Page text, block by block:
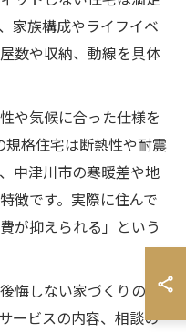
家族構成やライフイベ
数や収納、動線を具体
や気候に合った仕様を
規格住宅は断熱性や耐震
中津川市の寒暖差や地
徴です。実際に住んで
が抑えられる」という
悔しない家づくりの決
ービスの内容、相談の